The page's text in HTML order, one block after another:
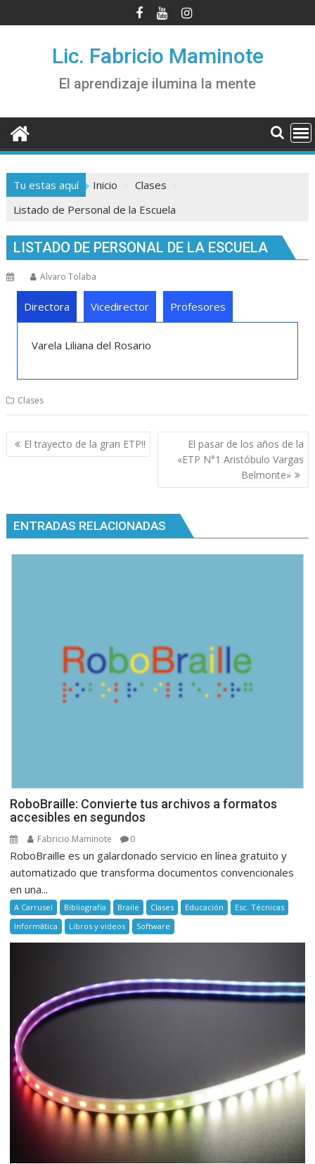
al
Lic. Fabricio Maminote
El aprendizaje ilumina la mente
Tu estas aquí Inicio
Clases
Listado de Personal de la Escuela
LISTADO DE PERSONAL DE LA ESCUELA
Alvaro Tolaba
Directora Vicedirector Profesores
Varela Liliana del Rosario
Clases
Navegación
de
El trayecto de la gran ETP!!
El pasar de los años de la
«ETP N°1 Aristóbulo Vargas
Belmonte»
ENTRADAS RELACIONADAS
RoboBraille: Convierte tus archivos a formatos
accesibles en segundos
Fabricio Maminote 0
RoboBraille es un galardonado servicio en línea gratuito y
automatizado que transforma documentos convencionales
en una...
A Carrusel Bibliografía Braile Clases Educación
Esc. Técnicas
Informática
Libros y videos Software